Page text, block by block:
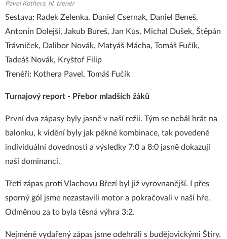
Pavel Kothera, hl. trenér
Sestava: Radek Zelenka, Daniel Csernak, Daniel Beneš,
Antonín Dolejší, Jakub Bureš, Jan Kůs, Michal Dušek, Štěpán
Trávníček, Dalibor Novák, Matyáš Mácha, Tomáš Fučík,
Tadeáš Novák, Kryštof Filip
Trenéři: Kothera Pavel, Tomáš Fučík
Turnajový report - Přebor mladších žáků
První dva zápasy byly jasně v naší režii. Tým se nebál hrát na
balonku, k vidění byly jak pěkné kombinace, tak povedené
individuální dovednosti a výsledky 7:0 a 8:0 jasně dokazují
naši dominanci.
Třetí zápas proti Vlachovu Březí byl již vyrovnanější. I přes
sporný gól jsme nezastavili motor a pokračovali v naší hře.
Odměnou za to byla těsná výhra 3:2.
Nejméně vydařený zápas jsme odehráli s budějovickými Štíry.